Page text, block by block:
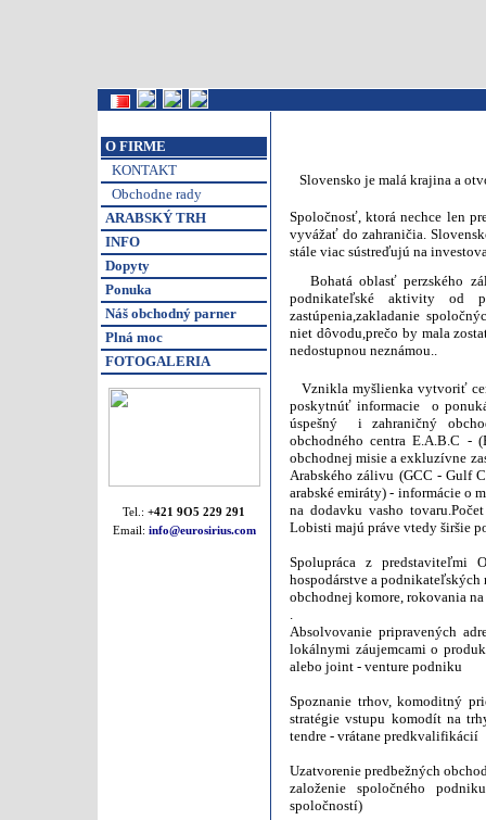
O FIRME
KONTAKT
Obchodne rady
ARABSKÝ TRH
INFO
Dopyty
Ponuka
Náš obchodný parner
Plná moc
FOTOGALERIA
Tel.: +421 9O5 229 291
Email: info@eurosirius.com
Slovensko je malá krajina a
Spoločnosť,ktorá nechce len
vyvážať do zahraničia.
stále viac sústreďujú na
Bohatá oblasť perzského
podnikateľské aktivity od
zastúpenia,zakladanie
niet dôvodu,prečo by mala
nedostupnou neznámou..
Vznikla myšlienka vytvoriť
poskytnúť informacie
o
úspešný i zahraničný
obchodného centra E.A.B.C -
obchodnej misie a exkluzívne
Arabského zálivu (GCC - Gulf
arabské emiráty) - informácie o
na dodavku vasho
Lobisti majú práve vtedy širšie
Spolupráca z predstaviteľmi
hospodárstve a
obchodnej komore, rokovania
.
Absolvovanie pripravených
lokálnymi záujemcami o
alebo joint - venture podniku
Spoznanie trhov, komoditný
stratégie vstupu komodít na
tendre - vrátane predkvalifikácií
Uzatvorenie predbežných
založenie spoločného
spoločností)